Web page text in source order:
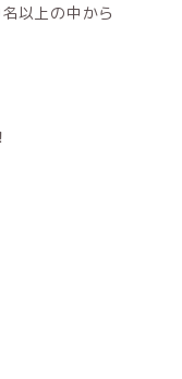
以上の中から